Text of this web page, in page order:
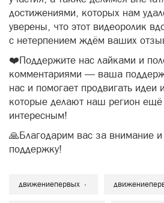
достижениями, которых нам
уверены, что этот видеоролик
с нетерпением ждём ваших
❤️Поддержите нас лайками и
комментариями — ваша
нас и помогает продвигать идеи
которые делают наш регион
интересным!
🙏Благодарим вас за внимание
поддержку!
движениепервых